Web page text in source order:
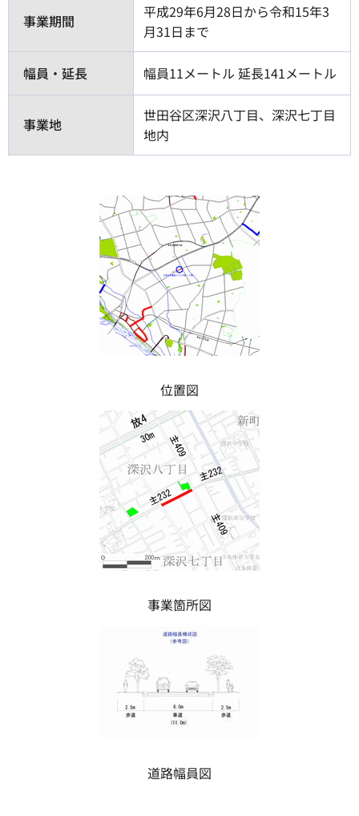
事業期間
平成29年6月28日から令和15年3
月31日まで
幅員・延長 幅員11メートル 延長141メートル
事業地
世田谷区深沢八丁目、深沢七丁目
地内
位置図
事業箇所図
道路幅員図